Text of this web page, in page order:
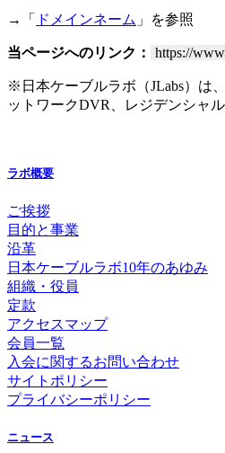
→「 ドメインネーム 」を参照
当ページへのリンク： https://
※日本ケーブルラボ（JLabs）は
ットワークDVR、レジデンシャ
ラボ概要
ご挨拶
目的と事業
沿革
日本ケーブルラボ10年のあゆみ
組織・役員
定款
アクセスマップ
会員一覧
入会に関するお問い合わせ
サイトポリシー
プライバシーポリシー
ニュース